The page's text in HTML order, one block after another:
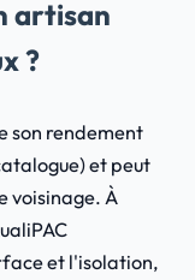
artisan
?
son rendement
et peut
voisinage. À
et l'isolation,